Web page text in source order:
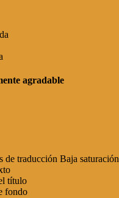
agradable
de traducción Baja saturación
título
fondo